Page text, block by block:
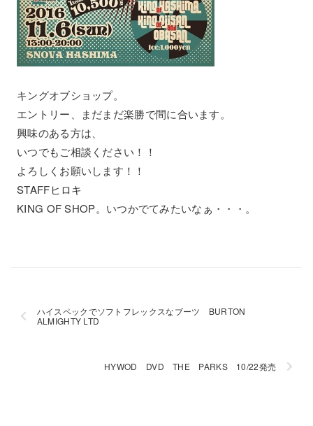
キングオブショップ。
エントリー、まだまだ楽勝で間に合います。
興味のある方は、
いつでもご相談ください！！
よろしくお願いします！！
STAFFヒロキ
KING OF SHOP。いつかでてみたいなぁ・・・。
ハイスペックでソフトフレックスなブーツ BURTON
ALMIGHTY LTD
HYWOD DVD THE PARKS 10/22発売